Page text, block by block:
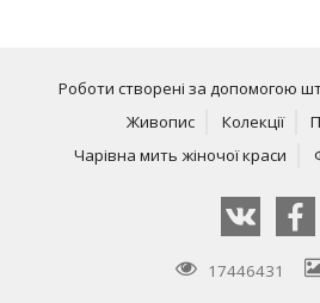
Роботи створені за допомогою
Живопис
Колекції
Чарівна мить жіночої краси
17446431